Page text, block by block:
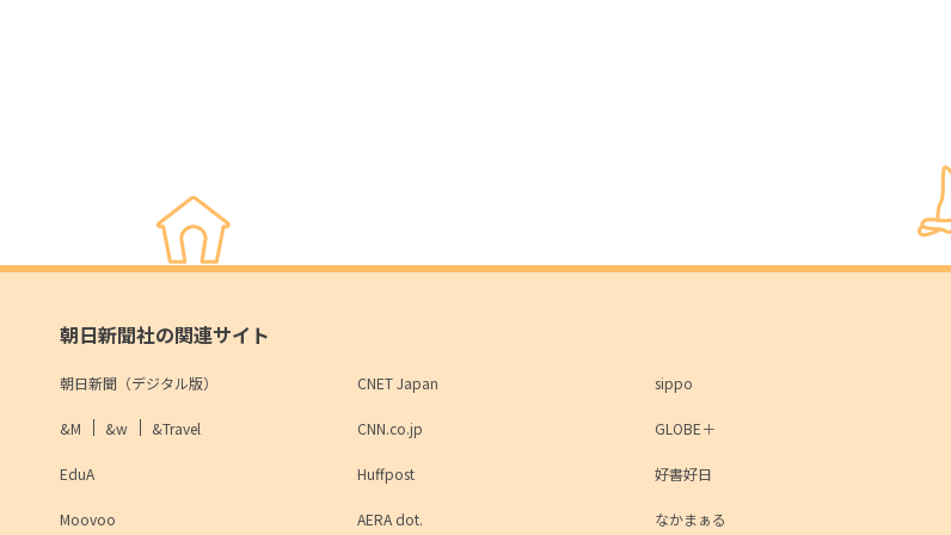
朝日新聞社の関連サイト
朝日新聞（デジタル版）
&M &w &Travel
EduA
Moovoo
CNET Japan
CNN.co.jp
Huffpost
AERA dot.
sippo
GLOBE＋
好書好日
なかまぁる